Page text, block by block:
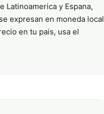
Latinoamerica y Espana,
expresan en moneda local
en tu pais, usa el